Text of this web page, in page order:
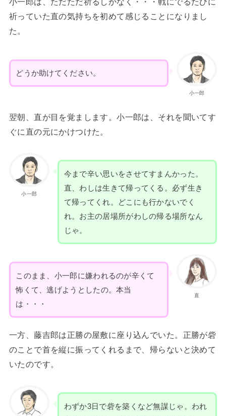
祈っていた直の気持ちを初めて感じることになりまし
た。
小一郎
どうか助けてください。
翌朝、直が目を覚まします。小一郎は、それを聞いてす
ぐに直の元にかけつけた。
小一郎
今まで辛い思いをさせてすまんかった。
直、わしは生きて帰ってくる。必ず生き
て帰ってくれ。どこにも行かないでく
れ。お主の居場所がわしの帰る場所なん
じゃ。
直
このまま、小一郎に嫌われるのが辛くて
怖くて、逃げようとしたの。本当
は・・・
一方、藤吉郎は正勝の屋敷に座り込んでいた。正勝が砦
のことで首を縦に振ってくれるまで、帰らないと決めて
いたのです。
わずか3日で砦を築くなど無謀じゃ。われ